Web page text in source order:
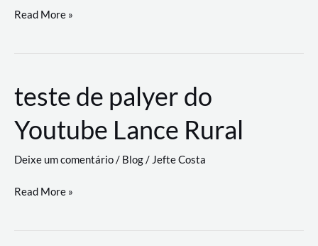
GitHub
revoluciona
de
trabalho
com
a
workflows
Read More »
teste de palyer do
Youtube Lance Rural
Deixe um comentário/ Blog/ Jefte Costa
teste
palyer
Read More »